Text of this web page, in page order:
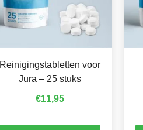
Reinigingstabletten voor
Jura – 25 stuks
€11,95